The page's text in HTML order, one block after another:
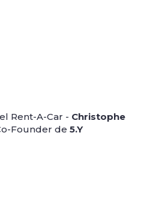
Rent-A-Car - Christophe
Founder de5.Y